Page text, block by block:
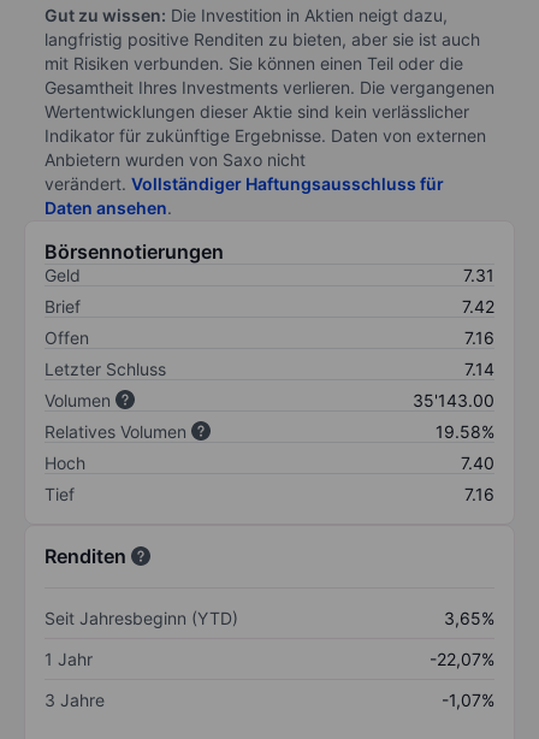
Gut zu wissen: Die Investition in Aktien neigt dazu,
langfristig positive Renditen zu bieten, aber sie ist auch
mit Risiken verbunden. Sie können einen Teil oder die
Gesamtheit Ihres Investments verlieren. Die vergangenen
Wertentwicklungen dieser Aktie sind kein verlässlicher
Indikator für zukünftige Ergebnisse. Daten von externen
Anbietern wurden von Saxo nicht
verändert. Vollständiger Haftungsausschluss für
Daten ansehen.
Börsennotierungen
Geld
7.31
Brief
7.42
Offen
7.16
Letzter Schluss
7.14
Volumen
35'143.00
Relatives Volumen
19.58%
Hoch
7.40
Tief
7.16
Renditen
Seit Jahresbeginn (YTD)
3,65%
1 Jahr
-22,07%
3 Jahre
-1,07%